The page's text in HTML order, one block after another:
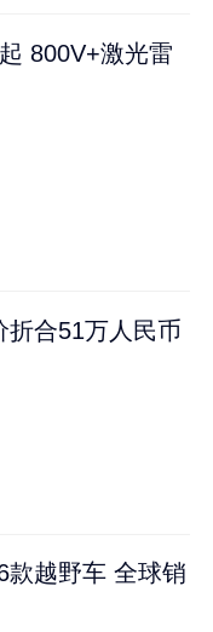
800V+激光雷
折合51万人民币
款越野车 全球销